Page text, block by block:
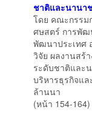
ชาติและนานา
โดย คณะกรรม
ศษสตร์ การพัฒ
พัฒนาประเทศ
วิจัย ผลงานสร้
ระดับชาติและ
บริหารธุรกิจแ
ล้านนา
(หน้า 154-164)